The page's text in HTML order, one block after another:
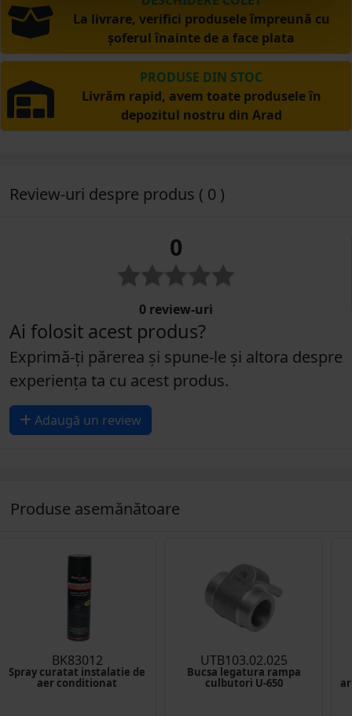
La livrare, verifici produsele împreună cu
șoferul înainte de a face plata
PRODUSE DIN STOC
Livrăm rapid, avem toate produsele în
depozitul nostru din Arad
Review-uri despre produs ( 0 )
0
0 review-uri
Ai folosit acest produs?
Exprimă-ți părerea și spune-le și altora despre
experiența ta cu acest produs.
Adaugă un review
Produse asemănătoare
BK83012
Spray curatat instalatie de
aer conditionat
UTB103.02.025
Bucsa legatura rampa
culbutori U-650